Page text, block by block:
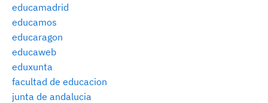
educamadrid
educamos
educaragon
educaweb
eduxunta
facultad de educacion
junta de andalucia